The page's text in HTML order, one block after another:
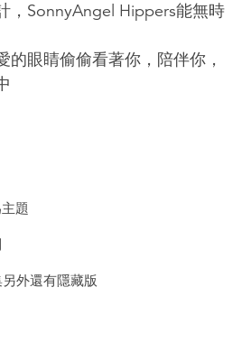
，SonnyAngel Hippers能無時
的眼睛偷偷看著你，陪伴你，
題
外還有隱藏版